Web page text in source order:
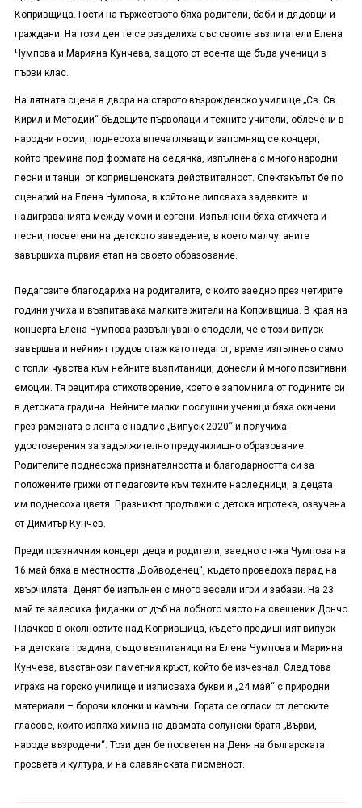
Копривщица. Гости на тържеството бяха родители, баби и дядовци и
граждани. На този ден те се разделиха със своите възпитатели Елена
Чумпова и Марияна Кунчева, защото от есента ще бъда ученици в
първи клас.
На лятната сцена в двора на старото възрожденско училище „Св. Св.
Кирил и Методий“ бъдещите първолаци и техните учители, облечени в
народни носии, поднесоха впечатляващ и запомнящ се концерт,
който премина под формата на седянка, изпълнена с много народни
песни и танци от копривщенската действителност. Спектакълът бе по
сценарий на Елена Чумпова, в който не липсваха задевките и
надиграванията между моми и ергени. Изпълнени бяха стихчета и
песни, посветени на детското заведение, в което малчуганите
завършиха първия етап на своето образование.
Педагозите благодариха на родителите, с които заедно през четирите
години учиха и възпитаваха малките жители на Копривщица. В края на
концерта Елена Чумпова развълнувано сподели, че с този випуск
завършва и нейният трудов стаж като педагог, време изпълнено само
с топли чувства към нейните възпитаници, донесли й много позитивни
емоции. Тя рецитира стихотворение, което е запомнила от годините си
в детската градина. Нейните малки послушни ученици бяха окичени
през рамената с лента с надпис „Випуск 2020“ и получиха
удостоверения за задължително предучилищно образование.
Родителите поднесоха признателността и благодарността си за
положените грижи от педагозите към техните наследници, а децата
им поднесоха цветя. Празникът продължи с детска игротека, озвучена
от Димитър Кунчев.
Преди празничния концерт деца и родители, заедно с г-жа Чумпова на
16 май бяха в местността „Войводенец“, където проведоха парад на
хвърчилата. Денят бе изпълнен с много весели игри и забави. На 23
май те залесиха фиданки от дъб на лобното място на свещеник Дончо
Плачков в околностите над Копривщица, където предишният випуск
на детската градина, също възпитаници на Елена Чумпова и Марияна
Кунчева, възстанови паметния кръст, който бе изчезнал. След това
играха на горско училище и изписваха букви и „24 май“ с природни
материали – борови клонки и камъни. Гората се огласи от детските
гласове, които изпяха химна на двамата солунски братя „Върви,
народе възродени“. Този ден бе посветен на Деня на българската
просвета и култура, и на славянската писменост.